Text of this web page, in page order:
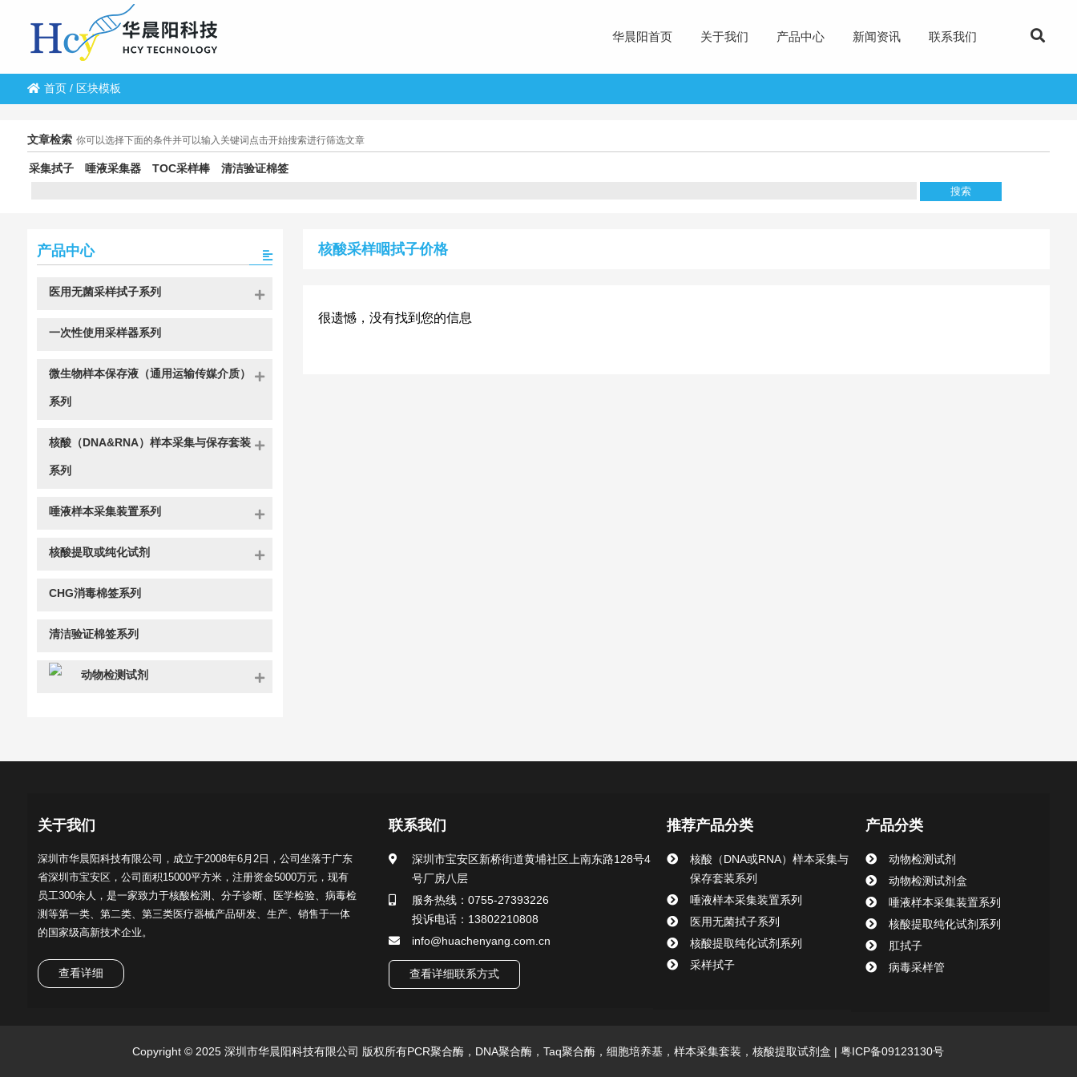
华晨阳首页 关于我们 产品中心 新闻资讯 联系我们
首页/ 区块模板
文章检索 你可以选择下面的条件并可以输入关键词点击开始搜索进行筛选文章
采集拭子 唾液采集器 TOC采样棒 清洁验证棉签
核酸采样咽拭子价格
很遗憾，没有找到您的信息
产品中心
医用无菌采样拭子系列
一次性使用采样器系列
微生物样本保存液（通用运输传媒介质）
系列
核酸（DNA&RNA）样本采集与保存套装
系列
唾液样本采集装置系列
核酸提取或纯化试剂
CHG消毒棉签系列
清洁验证棉签系列
动物检测试剂
关于我们
深圳市华晨阳科技有限公司，成立于2008年6月2日，公司坐落于广东
省深圳市宝安区，公司面积15000平方米，注册资金5000万元，现有
员工300余人，是一家致力于核酸检测、分子诊断、医学检验、病毒检
测等第一类、第二类、第三类医疗器械产品研发、生产、销售于一体
的国家级高新技术企业。
查看详细
联系我们
深圳市宝安区新桥街道黄埔社区上南东路128号4
号厂房八层
服务热线：0755-27393226
投诉电话：13802210808
info@huachenyang.com.cn
查看详细联系方式
推荐产品分类
核酸（DNA或RNA）样本采集与
保存套装系列
唾液样本采集装置系列
医用无菌拭子系列
核酸提取纯化试剂系列
采样拭子
产品分类
动物检测试剂
动物检测试剂盒
唾液样本采集装置系列
核酸提取纯化试剂系列
肛拭子
病毒采样管
Copyright © 2025 深圳市华晨阳科技有限公司 版权所有PCR聚合酶，DNA聚合酶，Taq聚合酶，细胞培养基，样本采集套装，核酸提取试剂盒 | 粤ICP备09123130号